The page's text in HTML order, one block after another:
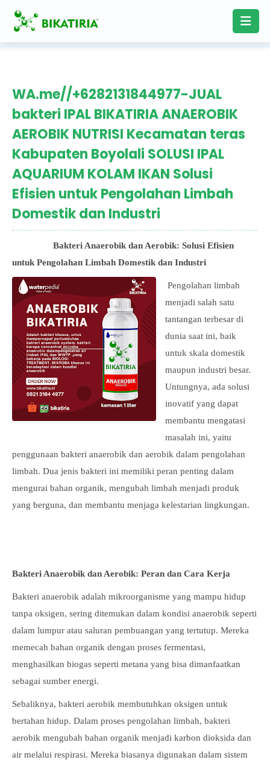
WA.me//+6282131844977-JUAL
bakteri IPAL BIKATIRIA ANAEROBIK
AEROBIK NUTRISI Kecamatan teras
Kabupaten Boyolali SOLUSI IPAL
AQUARIUM KOLAM IKAN Solusi
Efisien untuk Pengolahan Limbah
Domestik dan Industri
Bakteri Anaerobik dan Aerobik: Solusi Efisien
untuk Pengolahan Limbah Domestik dan Industri
Pengolahan limbah
menjadi salah satu
tantangan terbesar di
dunia saat ini, baik
untuk skala domestik
maupun industri besar.
Untungnya, ada solusi
inovatif yang dapat
membantu mengatasi
masalah ini, yaitu
penggunaan bakteri anaerobik dan aerobik dalam pengolahan
limbah. Dua jenis bakteri ini memiliki peran penting dalam
mengurai bahan organik, mengubah limbah menjadi produk
yang berguna, dan membantu menjaga kelestarian lingkungan.
Bakteri Anaerobik dan Aerobik: Peran dan Cara Kerja
Bakteri anaerobik adalah mikroorganisme yang mampu hidup
tanpa oksigen, sering ditemukan dalam kondisi anaerobik seperti
dalam lumpur atau saluran pembuangan yang tertutup. Mereka
memecah bahan organik dengan proses fermentasi,
menghasilkan biogas seperti metana yang bisa dimanfaatkan
sebagai sumber energi.
Sebaliknya, bakteri aerobik membutuhkan oksigen untuk
bertahan hidup. Dalam proses pengolahan limbah, bakteri
aerobik mengubah bahan organik menjadi karbon dioksida dan
air melalui respirasi. Mereka biasanya digunakan dalam sistem